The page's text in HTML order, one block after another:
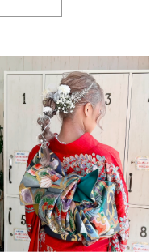
Liino